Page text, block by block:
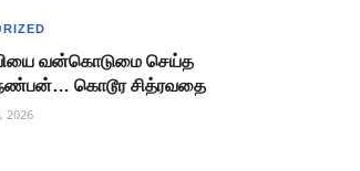
வன்கொடுமை செய்த
கொடூர சித்ரவதை
2026